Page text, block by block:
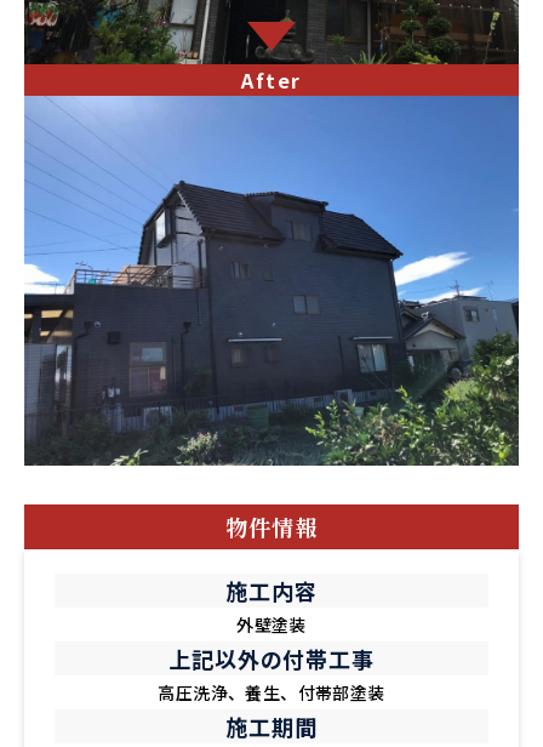
After
物件情報
施工内容
外壁塗装
上記以外の付帯工事
高圧洗浄、養生、付帯部塗装
施工期間